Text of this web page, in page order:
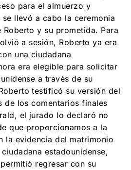
para el almuerzo y
llevó a cabo la ceremonia
y su prometida. Para
a sesión, Roberto ya era
una ciudadana
era elegible para solicitar
a través de su
testificó su versión del
de los comentarios finales
el jurado lo declaró no
que proporcionamos a la
la evidencia del matrimonio
estadounidense,
regresar con su